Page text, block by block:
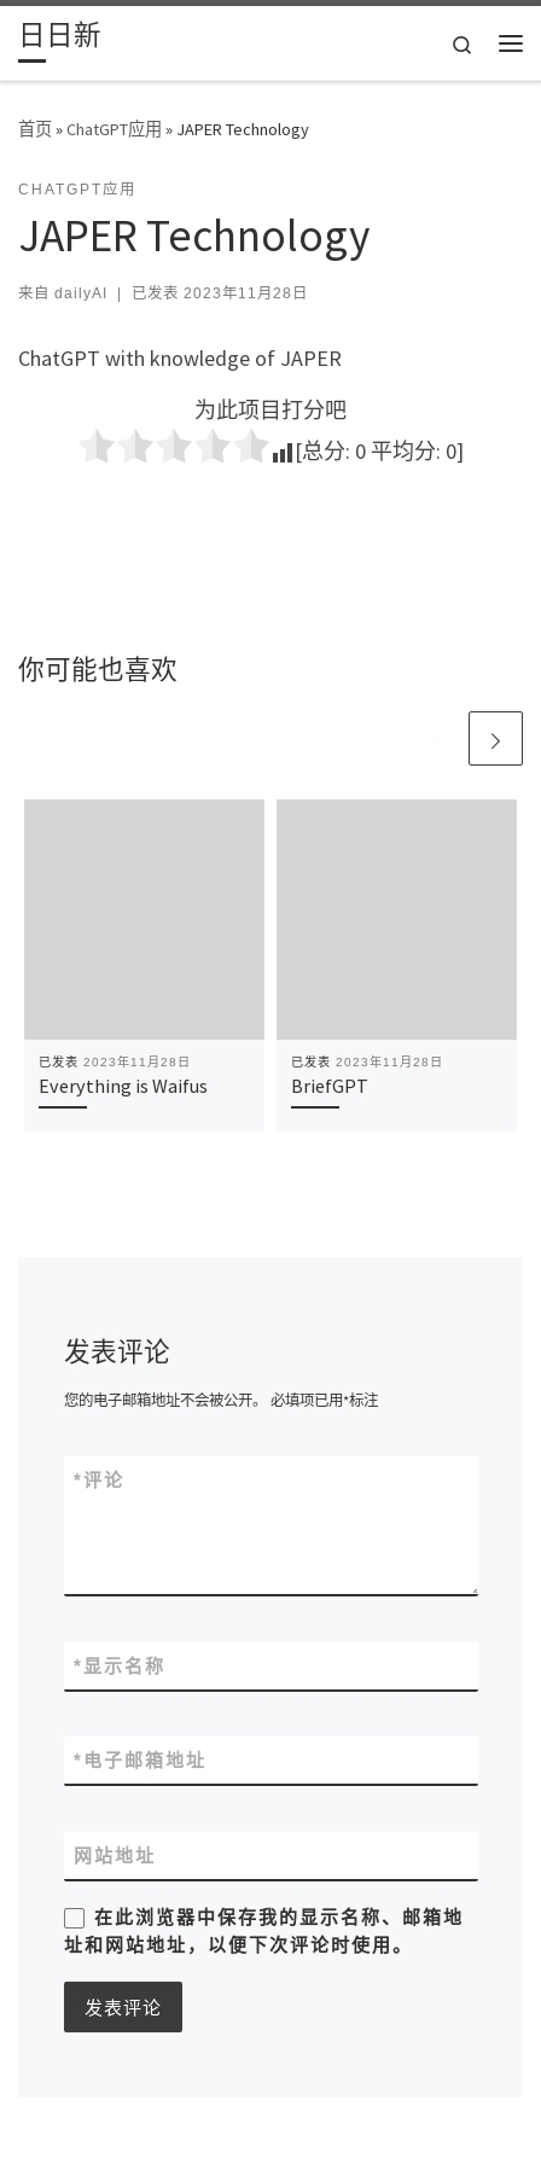
Skip to content
日日新
Search
首页»ChatGPT应用 » JAPER Technology
CHATGPT应用
JAPER Technology
来自 dailyAI | 已发表 2023年11月28日
ChatGPT with knowledge of JAPER
为此项目打分吧
[总分: 0 平均分: 0]
你可能也喜欢
已发表 2023年11月28日
Everything is Waifus
已发表 2023年11月28日
BriefGPT
发表评论
您的电子邮箱地址不会被公开。 必填项已用*标注
评论
*
显示名称
*
电子邮箱地址
*
网站地址
在此浏览器中保存我的显示名称、邮箱地
址和网站地址，以便下次评论时使用。